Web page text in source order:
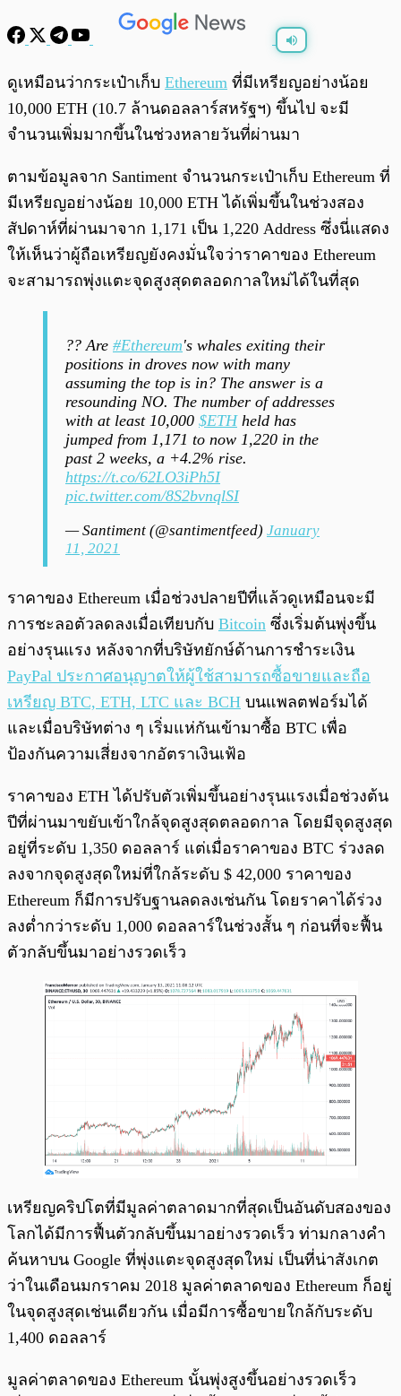
พร้อมเล่น 0:00 0:00
ดูเหมือนว่ากระเป๋าเก็บ Ethereum ที่มีเหรียญอย่างน้อย
10,000 ETH (10.7 ล้านดอลลาร์สหรัฐฯ) ขึ้นไป จะมี
จำนวนเพิ่มมากขึ้นในช่วงหลายวันที่ผ่านมา
ตามข้อมูลจาก Santiment จำนวนกระเป๋าเก็บ Ethereum ที่
มีเหรียญอย่างน้อย 10,000 ETH ได้เพิ่มขึ้นในช่วงสอง
สัปดาห์ที่ผ่านมาจาก 1,171 เป็น 1,220 Address ซึ่งนี่แสดง
ให้เห็นว่าผู้ถือเหรียญยังคงมั่นใจว่าราคาของ Ethereum
จะสามารถพุ่งแตะจุดสูงสุดตลอดกาลใหม่ได้ในที่สุด
?? Are #Ethereum's whales exiting their
positions in droves now with many
assuming the top is in? The answer is a
resounding NO. The number of addresses
with at least 10,000 $ETHheld has
jumped from 1,171 to now 1,220 in the
past 2 weeks, a +4.2% rise.
https://t.co/62LO3iPh5I
pic.twitter.com/8S2bvnqlSI
— Santiment (@santimentfeed) January
11, 2021
ราคาของ Ethereum เมื่อช่วงปลายปีที่แล้วดูเหมือนจะมี
การชะลอตัวลดลงเมื่อเทียบกับ Bitcoin ซึ่งเริ่มต้นพุ่งขึ้น
อย่างรุนแรง หลังจากที่บริษัทยักษ์ด้านการชำระเงิน
PayPal ประกาศอนุญาตให้ผู้ใช้สามารถซื้อขายและถือ
เหรียญ BTC, ETH, LTC และ BCH บนแพลตฟอร์มได้
และเมื่อบริษัทต่าง ๆ เริ่มแห่กันเข้ามาซื้อ BTC เพื่อ
ป้องกันความเสี่ยงจากอัตราเงินเฟ้อ
ราคาของ ETH ได้ปรับตัวเพิ่มขึ้นอย่างรุนแรงเมื่อช่วงต้น
ปีที่ผ่านมาขยับเข้าใกล้จุดสูงสุดตลอดกาล โดยมีจุดสูงสุด
อยู่ที่ระดับ 1,350 ดอลลาร์ แต่เมื่อราคาของ BTC ร่วงลด
ลงจากจุดสูงสุดใหม่ที่ใกล้ระดับ $ 42,000 ราคาของ
Ethereum ก็มีการปรับฐานลดลงเช่นกัน โดยราคาได้ร่วง
ลงต่ำกว่าระดับ 1,000 ดอลลาร์ในช่วงสั้น ๆ ก่อนที่จะฟื้น
ตัวกลับขึ้นมาอย่างรวดเร็ว
เหรียญคริปโตที่มีมูลค่าตลาดมากที่สุดเป็นอันดับสองของ
โลกได้มีการฟื้นตัวกลับขึ้นมาอย่างรวดเร็ว ท่ามกลางคำ
ค้นหาบน Google ที่พุ่งแตะจุดสูงสุดใหม่ เป็นที่น่าสังเกต
ว่าในเดือนมกราคม 2018 มูลค่าตลาดของ Ethereum ก็อยู่
ในจุดสูงสุดเช่นเดียวกัน เมื่อมีการซื้อขายใกล้กับระดับ
1,400 ดอลลาร์
มูลค่าตลาดของ Ethereum นั้นพุ่งสูงขึ้นอย่างรวดเร็ว